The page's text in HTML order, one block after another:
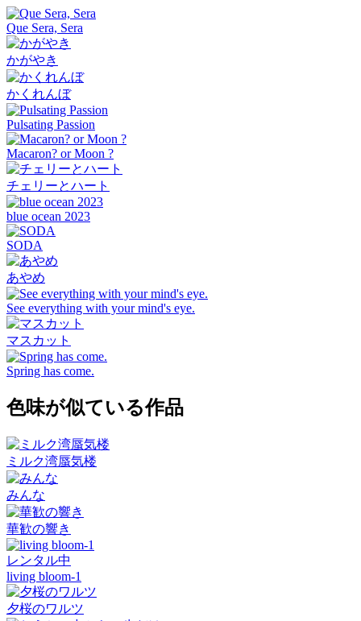
Que Sera, Sera
かがやき
かくれんぼ
Pulsating Passion
Macaron? or Moon ?
チェリーとハート
blue ocean 2023
SODA
あやめ
See everything with your mind's eye.
マスカット
Spring has come.
色味が似ている作品
ミルク湾蜃気楼
みんな
華歓の響き
レンタル中
living bloom-1
夕桜のワルツ